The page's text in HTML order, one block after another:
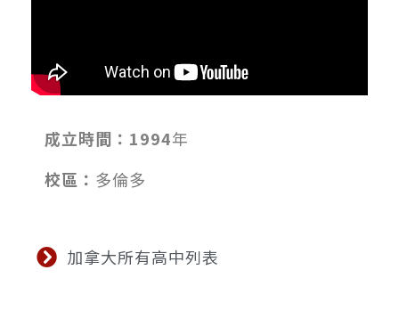
成立時間：1994年
校區： 多倫多
加拿大所有高中列表